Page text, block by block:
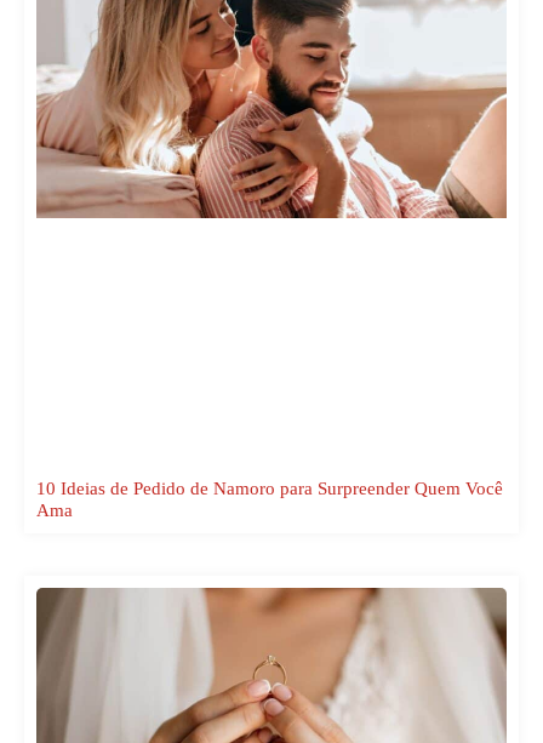
10 Ideias de Pedido de Namoro para Surpreender Quem Você
Ama